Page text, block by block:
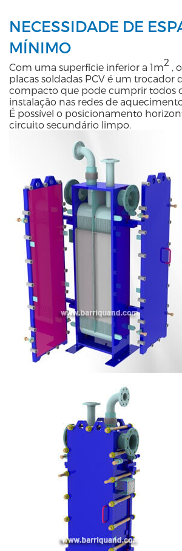
NECESSIDADE DE
MÍNIMO
Com uma superfície inferior a 1m2 ,
placas soldadas PCV é um trocador
compacto que pode cumprir todos
instalação nas redes de
É possível o posicionamento
circuito secundário limpo.